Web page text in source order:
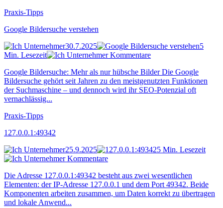
Praxis-Tipps
Google Bildersuche verstehen
30.7.2025
5
Min. Lesezeit
Kommentare
Google Bildersuche: Mehr als nur hübsche Bilder Die Google
Bildersuche gehört seit Jahren zu den meistgenutzten Funktionen
der Suchmaschine – und dennoch wird ihr SEO-Potenzial oft
vernachlässig...
Praxis-Tipps
127.0.0.1:49342
25.9.2025
5 Min. Lesezeit
Kommentare
Die Adresse 127.0.0.1:49342 besteht aus zwei wesentlichen
Elementen: der IP-Adresse 127.0.0.1 und dem Port 49342. Beide
Komponenten arbeiten zusammen, um Daten korrekt zu übertragen
und lokale Anwend...